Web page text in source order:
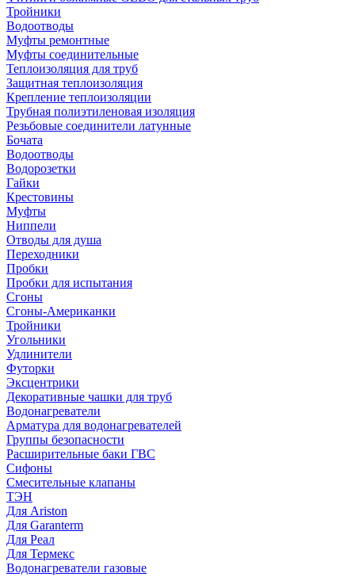
Тройники
Водоотводы
Муфты ремонтные
Муфты соединительные
Теплоизоляция для труб
Защитная теплоизоляция
Крепление теплоизоляции
Трубная полиэтиленовая изоляция
Резьбовые соединители латунные
Бочата
Водоотводы
Водорозетки
Гайки
Крестовины
Муфты
Ниппели
Отводы для душа
Переходники
Пробки
Пробки для испытания
Сгоны
Сгоны-Американки
Тройники
Угольники
Удлинители
Футорки
Эксцентрики
Декоративные чашки для труб
Водонагреватели
Арматура для водонагревателей
Группы безопасности
Расширительные баки ГВС
Сифоны
Смесительные клапаны
ТЭН
Для Ariston
Для Garanterm
Для Реал
Для Термекс
Водонагреватели газовые